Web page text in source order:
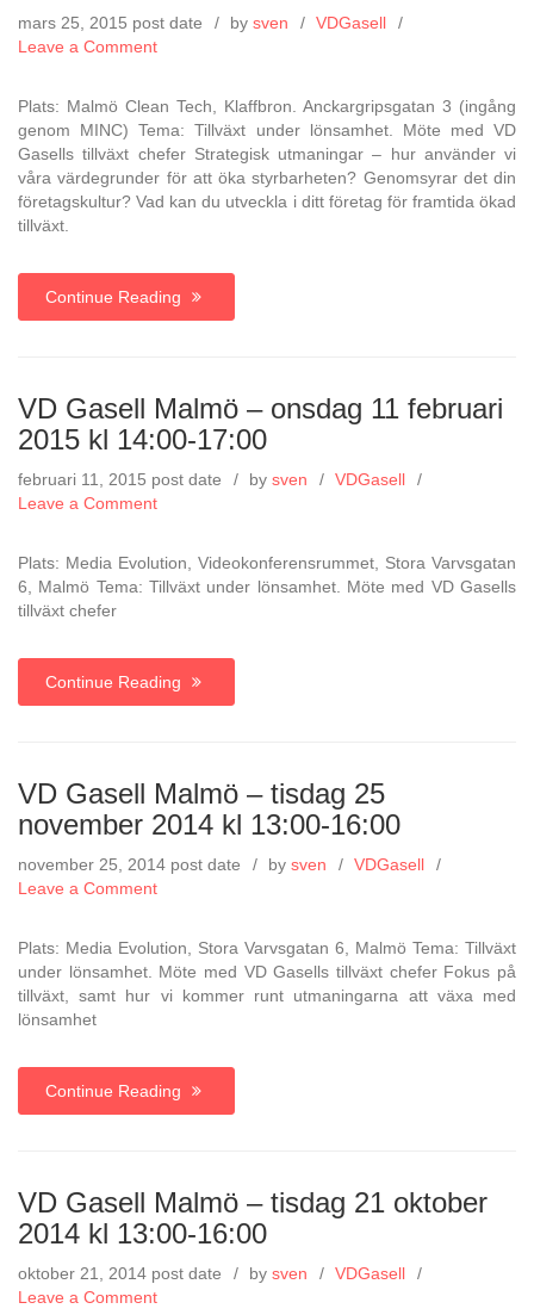
mars 25, 2015 post date by sven
VDGasell
Leave a Commenton
Malmö
–
onsdag
25
mars
17:00
Plats: Malmö Clean Tech, Klaffbron. Anckargripsgatan 3 (ingång
genom MINC) Tema: Tillväxt under lönsamhet. Möte med VD
Gasells tillväxt chefer Strategisk utmaningar – hur använder vi
våra värdegrunder för att öka styrbarheten? Genomsyrar det din
företagskultur? Vad kan du utveckla i ditt företag för framtida ökad
tillväxt.
Continue Reading
VD Gasell Malmö – onsdag 11 februari
2015 kl 14:00-17:00
februari 11, 2015 post date by sven
VDGasell
Leave a Commenton
Malmö
–
2015
Plats: Media Evolution, Videokonferensrummet, Stora Varvsgatan
6, Malmö Tema: Tillväxt under lönsamhet. Möte med VD Gasells
tillväxt chefer
Continue Reading
VD Gasell Malmö – tisdag 25
november 2014 kl 13:00-16:00
november 25, 2014 post date by sven
VDGasell
Leave a Commenton
Malmö
–
tisdag
kl
Plats: Media Evolution, Stora Varvsgatan 6, Malmö Tema: Tillväxt
under lönsamhet. Möte med VD Gasells tillväxt chefer Fokus på
tillväxt, samt hur vi kommer runt utmaningarna att växa med
lönsamhet
Continue Reading
VD Gasell Malmö – tisdag 21 oktober
2014 kl 13:00-16:00
oktober 21, 2014 post date by sven
VDGasell
Leave a Commenton